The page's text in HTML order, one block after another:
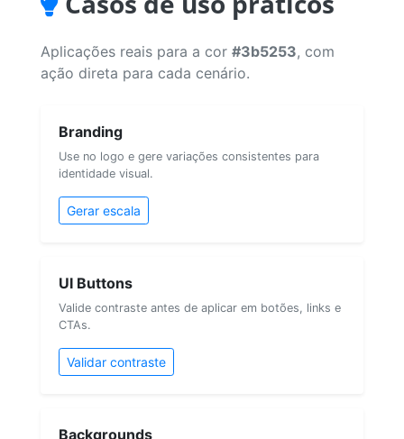
Aplicações reais para a cor #3b5253, com
ação direta para cada cenário.
Branding
Use no logo e gere variações consistentes para
identidade visual.
Gerar escala
UI Buttons
Valide contraste antes de aplicar em botões, links e
CTAs.
Validar contraste
Backgrounds